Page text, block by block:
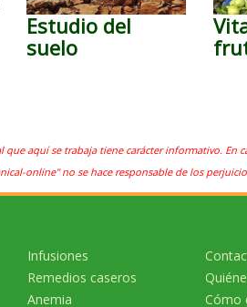
Estudio del
suelo
que aquí se trabaja tiene carácter informativo. En
online" no se hace responsable de los
Infusiones
Remedios caseros
Anemia
Cómo